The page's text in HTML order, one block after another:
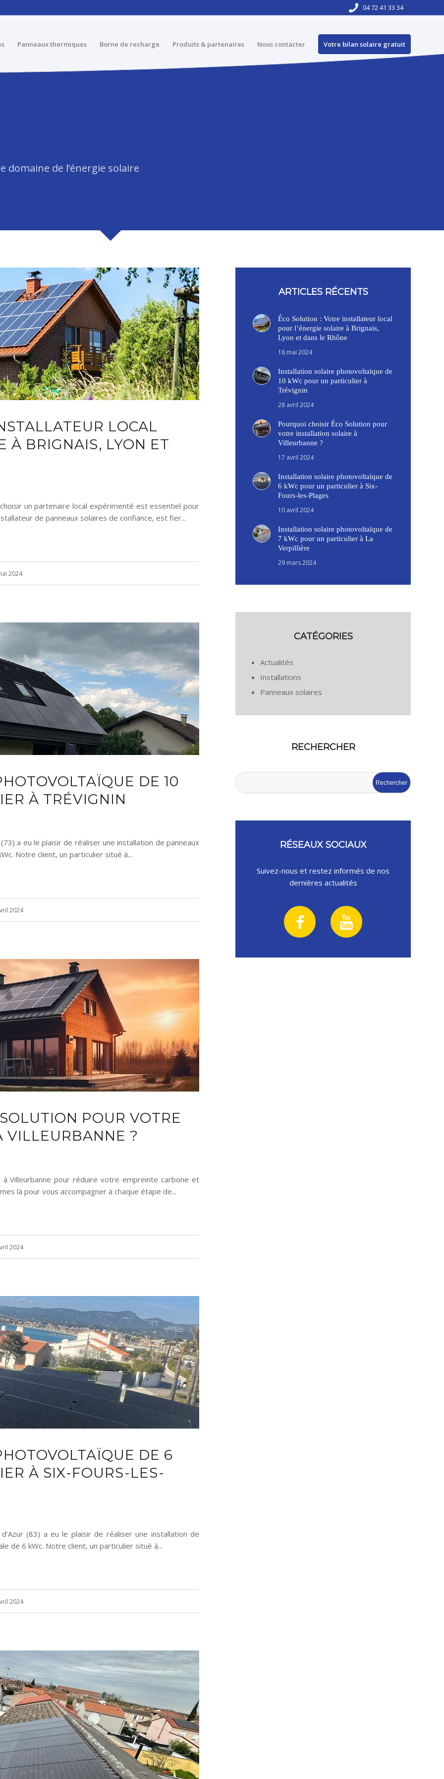
04 72 41 33 34
Panneaux thermiques Borne de recharge Produits & partenaires Nous contacter Votre bilan solaire gratuit
domaine de l’énergie solaire
LOCAL
À BRIGNAIS, LYON ET
un partenaire local expérimenté est essentiel pour
de panneaux solaires de confiance, est fier...
2024
DE 10
À TRÉVIGNIN
a eu le plaisir de réaliser une installation de panneaux
Notre client, un particulier situé à...
2024
POUR VOTRE
VILLEURBANNE ?
Villeurbanne pour réduire votre empreinte carbone et
là pour vous accompagner à chaque étape de...
2024
DE 6
À SIX-FOURS-LES-
(83) a eu le plaisir de réaliser une installation de
de 6 kWc. Notre client, un particulier situé à...
2024
ARTICLES RÉCENTS
Éco Solution : Votre installateur local
pour l’énergie solaire à Brignais,
Lyon et dans le Rhône
18 mai 2024
Installation solaire photovoltaïque de
10 kWc pour un particulier à
Trévignin
28 avril 2024
Pourquoi choisir Éco Solution pour
votre installation solaire à
Villeurbanne ?
17 avril 2024
Installation solaire photovoltaïque de
6 kWc pour un particulier à Six-
Fours-les-Plages
10 avril 2024
Installation solaire photovoltaïque de
7 kWc pour un particulier à La
Verpillière
29 mars 2024
CATÉGORIES
Actualités
Installations
Panneaux solaires
RECHERCHER
Rechercher
RÉSEAUX SOCIAUX
Suivez-nous et restez informés de nos
dernières actualités